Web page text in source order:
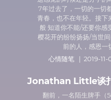
7年过去了，一切的一切
青春，也不在年轻。接下
般 知道你不能/还要你感
樱花开的纷纷扬扬/当世
前的人，感恩一
心情随笔| 2019-11-
Jonathan Little谈
翻前，一名陌生牌手（